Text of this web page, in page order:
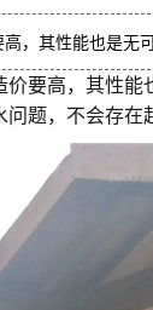
，其性能也是无
要高，其性
题，不会存在